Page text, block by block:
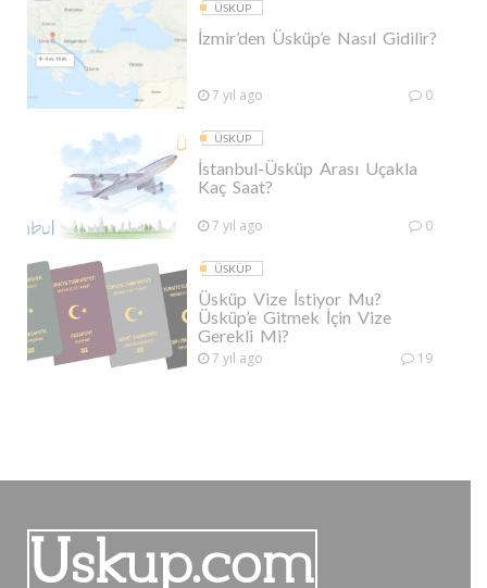
ÜSKÜP
İzmir’den Üsküp’e Nasıl Gidilir?
7 yıl ago 0
ÜSKÜP
İstanbul-Üsküp Arası Uçakla
Kaç Saat?
7 yıl ago 0
ÜSKÜP
Üsküp Vize İstiyor Mu?
Üsküp’e Gitmek İçin Vize
Gerekli Mi?
7 yıl ago 19